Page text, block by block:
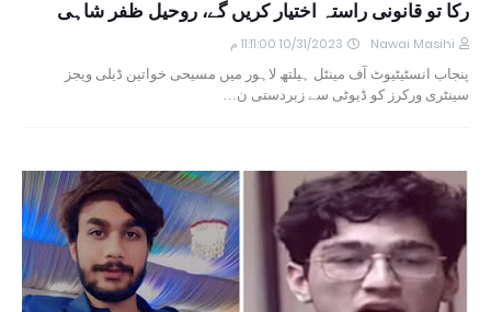
رکا تو قانونی راستہ اختیار کریں گے، روحیل ظفر شاہی
Nawai Masihi 10/31/2023 11:11:00 م
پنجاب انسٹیٹیوٹ آف مینٹل ہیلتھ لاہور میں مسیحی خواتین ڈیلی ویجز
سینٹری ورکرز کو ڈیوٹی سے زبردستی ن…